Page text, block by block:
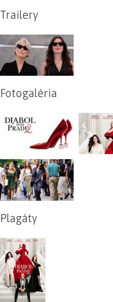
Trailery
Fotogaléria
Plagáty